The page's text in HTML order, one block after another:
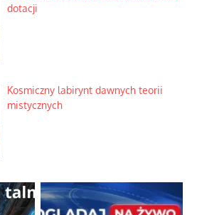
dotacji
Kosmiczny labirynt dawnych teorii
mistycznych